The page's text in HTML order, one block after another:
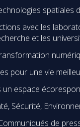
spatiales
avec les
et les
pour une vie
un espace
Sécurité,
de